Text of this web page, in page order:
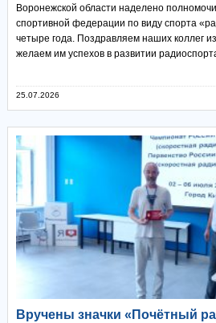
Воронежской области наделено
спортивной федерации по виду спорта
четыре года. Поздравляем наших коллег
желаем им успехов в развитии
25.07.2026
Вручены значки «Почётный